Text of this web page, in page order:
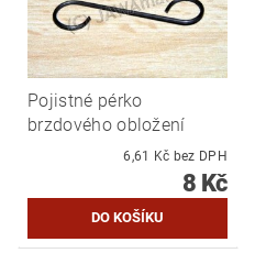
Pojistné pérko
brzdového obložení
6,61 Kč bez DPH
8 Kč